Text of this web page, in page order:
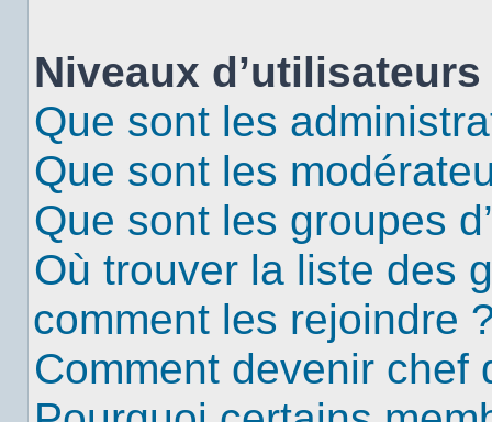
Niveaux
Que sont les
Que sont les
Que sont les groupes
Où trouver la liste des
comment les rejoindre
Comment devenir chef